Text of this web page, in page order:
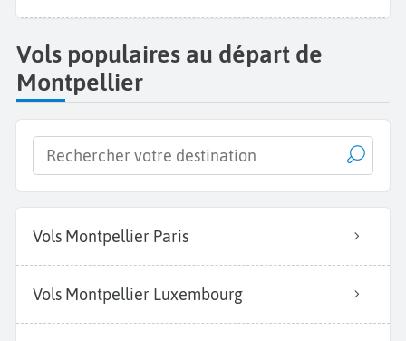
Vols populaires au départ de
Montpellier
Vols Montpellier Paris
Vols Montpellier Luxembourg